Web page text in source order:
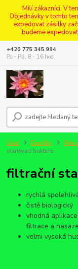
Milí zákazníci. V
Objednávky v tomto
expedovat zásilky
budeme
+420 775 345 994
Po - Pá, 8 - 16 hod
Úvod Doplňky Péče
startovací bakterie
filtrační
rychlá
čistě biologický
vhodná
filtrace a
velmi vysoká